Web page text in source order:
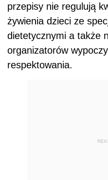
przepisy nie regulują
żywienia dzieci ze
dietetycznymi a także
organizatorów
respektowania.